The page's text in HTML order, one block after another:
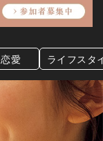
恋愛 ライフスタ